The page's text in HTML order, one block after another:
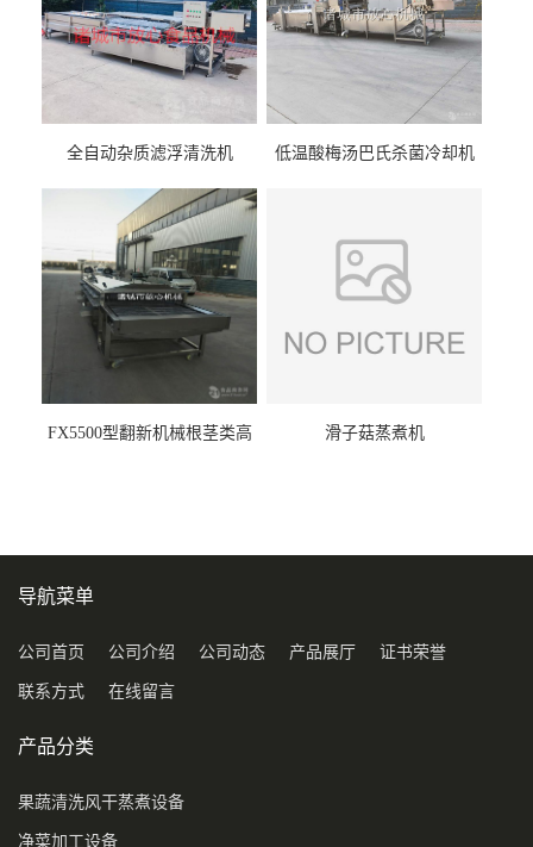
全自动杂质滤浮清洗机 低温酸梅汤巴氏杀菌冷却机
FX5500型翻新机械根茎类高
滑子菇蒸煮机
导航菜单
公司首页 公司介绍 公司动态 产品展厅 证书荣誉
联系方式 在线留言
产品分类
果蔬清洗风干蒸煮设备
净菜加工设备